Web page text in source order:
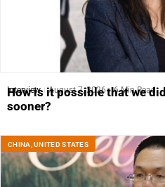
Interview August 7, 2026 6 Min Read
How is it possible that we
sooner?
CHINA,UNITED STATES